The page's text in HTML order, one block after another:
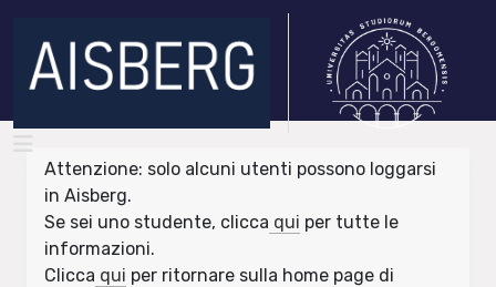
Attenzione: solo alcuni utenti possono loggarsi
in Aisberg.
Se sei uno studente, clicca qui per tutte le
informazioni.
Clicca qui per ritornare sulla home page di